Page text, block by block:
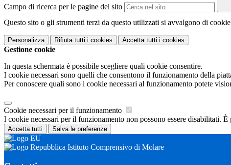
Campo di ricerca per le pagine del sito
Questo sito o gli strumenti terzi da questo utilizzati si avvalgono di
Personalizza Rifiuta tutti i cookies Accetta tutti i cookies
Gestione cookie
In questa schermata è possibile scegliere quali cookie consentire.
I cookie necessari sono quelli che consentono il funzionamento della
Per conoscere quali sono i cookie necessari al funzionamento potete
Cookie necessari per il funzionamento
I cookie necessari per il funzionamento non possono essere disabilitati.
Accetta tutti Salva le preferenze
Istituto Comprensivo di Molare